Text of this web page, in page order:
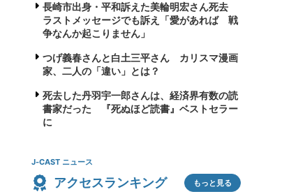
長崎市出身・平和訴えた美輪明宏さん死去
ラストメッセージでも訴え「愛があれば 戦
争なんか起こりません」
つげ義春さんと白土三平さん カリスマ漫画
家、二人の「違い」とは？
死去した丹羽宇一郎さんは、経済界有数の読
書家だった 『死ぬほど読書』ベストセラー
に
J-CAST ニュース
アクセスランキング もっと見る